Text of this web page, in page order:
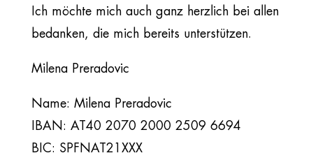
Ich möchte mich auch ganz herzlich bei allen
bedanken, die mich bereits unterstützen.
Milena Preradovic
Name: Milena Preradovic
IBAN: AT40 2070 2000 2509 6694
BIC: SPFNAT21XXX